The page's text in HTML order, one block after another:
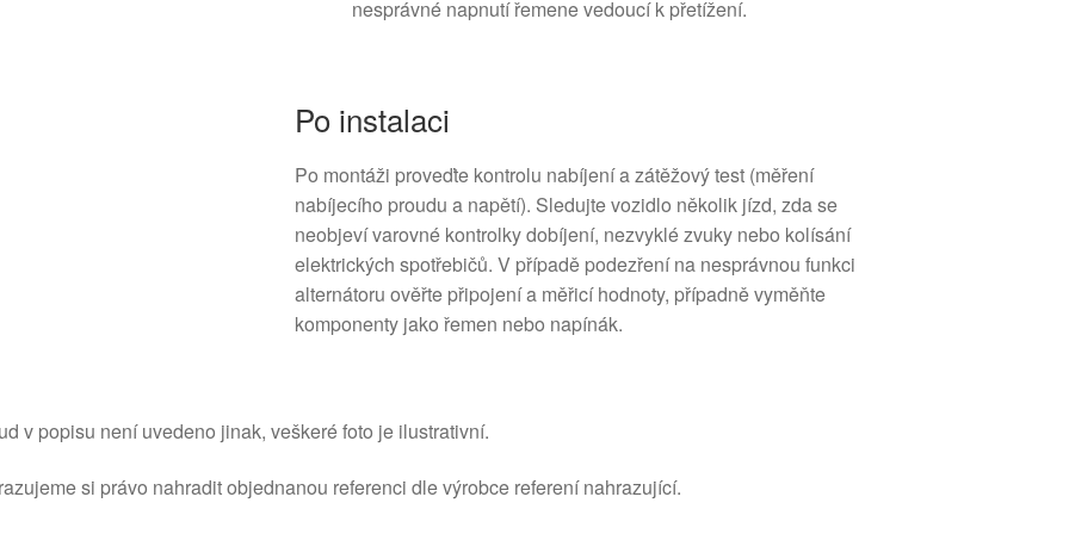
nesprávné napnutí řemene vedoucí k přetížení.
Po instalaci
Po montáži proveďte kontrolu nabíjení a zátěžový test (měření
nabíjecího proudu a napětí). Sledujte vozidlo několik jízd, zda se
neobjeví varovné kontrolky dobíjení, nezvyklé zvuky nebo kolísání
elektrických spotřebičů. V případě podezření na nesprávnou funkci
alternátoru ověřte připojení a měřicí hodnoty, případně vyměňte
komponenty jako řemen nebo napínák.
v popisu není uvedeno jinak, veškeré foto je ilustrativní.
si právo nahradit objednanou referenci dle výrobce referení nahrazující.